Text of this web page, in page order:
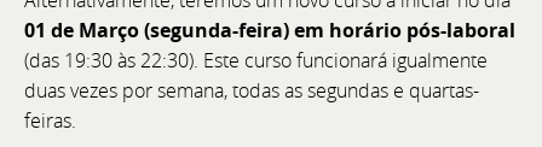
01 de Março (segunda-feira) em horário pós-laboral
(das 19:30 às 22:30). Este curso funcionará igualmente
duas vezes por semana, todas as segundas e quartas-
feiras.